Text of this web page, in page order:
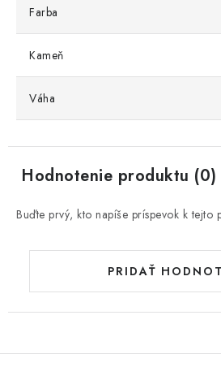
Farba
Kameň
Váha
Hodnotenie produktu (0)
Buďte prvý, kto napíše príspevok k tejto
PRIDAŤ